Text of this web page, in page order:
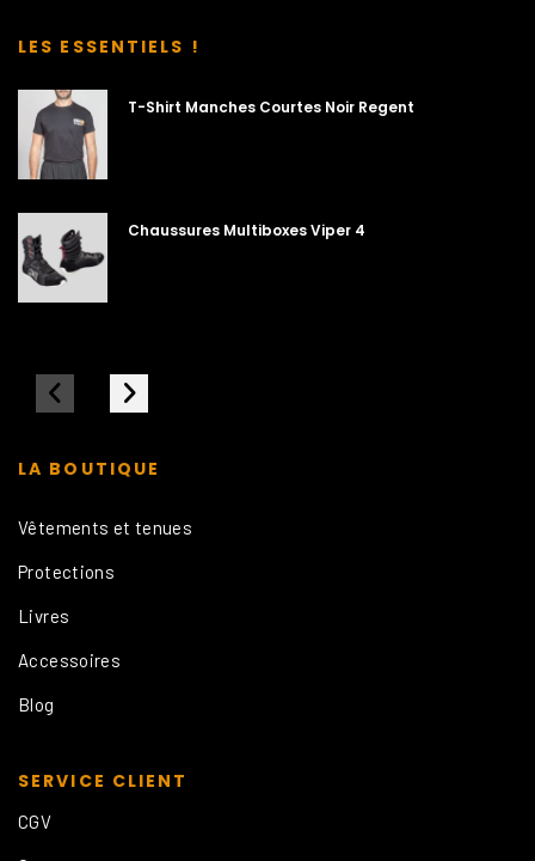
LES ESSENTIELS !
T-Shirt Manches Courtes Noir Regent
Chaussures Multiboxes Viper 4
LA BOUTIQUE
Vêtements et tenues
Protections
Livres
Accessoires
Blog
SERVICE CLIENT
CGV